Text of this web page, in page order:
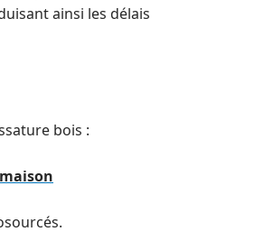
ainsi les délais
bois :